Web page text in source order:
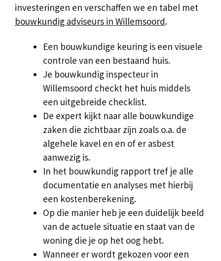
investeringen en verschaffen we en tabel met
bouwkundig adviseurs in Willemsoord.
Een bouwkundige keuring is een visuele
controle van een bestaand huis.
Je bouwkundig inspecteur in
Willemsoord checkt het huis middels
een uitgebreide checklist.
De expert kijkt naar alle bouwkundige
zaken die zichtbaar zijn zoals o.a. de
algehele kavel en en of er asbest
aanwezig is.
In het bouwkundig rapport tref je alle
documentatie en analyses met hierbij
een kostenberekening.
Op die manier heb je een duidelijk beeld
van de actuele situatie en staat van de
woning die je op het oog hebt.
Wanneer er wordt gekozen voor een